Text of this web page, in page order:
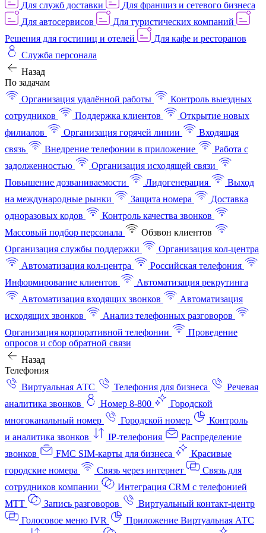
Для служб доставки
Для франшиз и сетевого бизнеса
Для автосервисов
Для туристических компаний
Решения для гостиниц и отелей
Для кафе и ресторанов
Служба персонала
Назад
По задачам
Организация удалённой работы
Контроль выездных
сотрудников
Поддержка клиентов
Открытие новых
филиалов
Организация горячей линии
Входящая
связь
Внедрение телефонии в приложение
Работа с
задолженностью
Организация исходящей связи
Повышение дозваниваемости
Лидогенерация
Выход
на международные рынки
Защита номера
Доставка
одноразовых кодов
Контроль качества звонков
Массовый подбор персонала
Обзвон клиентов
Организация службы поддержки
Организация кол-центра
Автоматизация кол-центра
Российская телефония
Информирование клиентов
Автоматизация рекрутинга
Автоматизация входящих звонков
Автоматизация
исходящих звонков
Анализ телефонных разговоров
Организация корпоративной телефонии
Проведение
опросов и сбор обратной связи
Назад
Телефония
Виртуальная АТС
Телефония для бизнеса
Речевая
аналитика звонков
Номер 8-800
Городской
многоканальный номер
Городской номер
Контроль
и аналитика звонков
IP-телефония
Распределение
звонков
FMC SIM-карты для бизнеса
Красивые
городские номера
Связь через интернет
Связь для
сотрудников компании
Интеграция CRM с телефонией
МТТ
Запись разговоров
Виртуальный контакт‑центр
Голосовое меню IVR
Приложение Виртуальная АТС